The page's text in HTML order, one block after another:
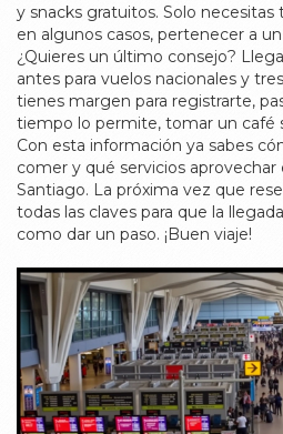
y snacks gratuitos. Solo
en algunos casos, pertenecer a
¿Quieres un último consejo?
antes para vuelos nacionales y
tienes margen para registrarte,
tiempo lo permite, tomar un café
Con esta información ya sabes
comer y qué servicios
Santiago. La próxima vez que
todas las claves para que la
como dar un paso. ¡Buen viaje!